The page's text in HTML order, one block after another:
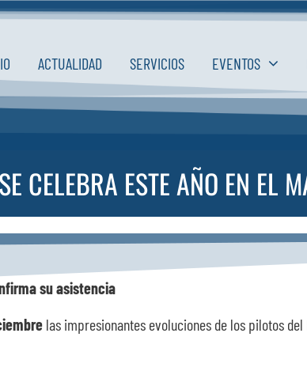
ACTUALIDAD SERVICIOS EVENTOS
CELEBRA ESTE AÑO EN EL
su asistencia
las impresionantes evoluciones de los pilotos